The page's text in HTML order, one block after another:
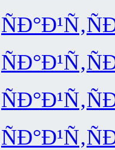
ÑÐ°Ð¹Ñ‚
ÑÐ°Ð¹Ñ‚
ÑÐ°Ð¹Ñ‚
ÑÐ°Ð¹Ñ‚